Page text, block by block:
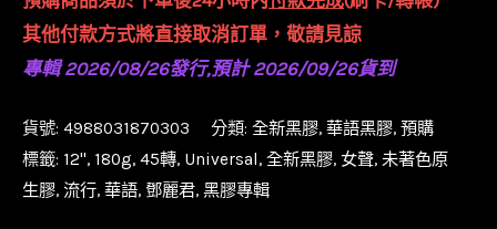
其他付款方式將直接取消訂單，敬請見諒
專輯 2026/08/26發行,預計 2026/09/26貨到
貨號: 4988031870303 分類: 全新黑膠, 華語黑膠, 預購
標籤: 12'', 180g, 45轉, Universal, 全新黑膠, 女聲, 未著色原
生膠, 流行, 華語, 鄧麗君, 黑膠專輯